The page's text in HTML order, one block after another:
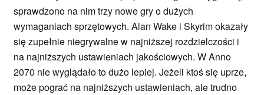
sprawdzono na nim trzy nowe gry o dużych
wymaganiach sprzętowych. Alan Wake i Skyrim okazały
się zupełnie niegrywalne w najniższej rozdzielczości i
na najniższych ustawieniach jakościowych. W Anno
2070 nie wyglądało to dużo lepiej. Jeżeli ktoś się uprze,
może pograć na najniższych ustawieniach, ale trudno